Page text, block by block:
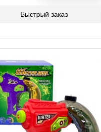
Быстрый заказ